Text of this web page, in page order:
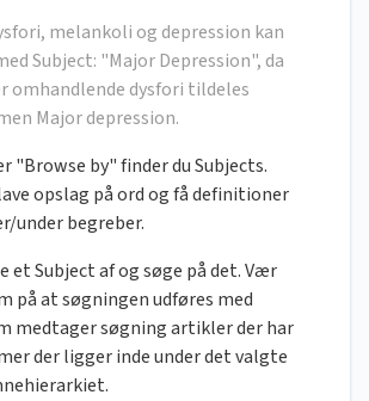
melankoli og depression kan
Subject: "Major Depression", da
omhandlende dysfori tildeles
Major depression.
"Browse by" finder du Subjects.
opslag på ord og få definitioner
under begreber.
et Subject af og søge på det. Vær
på at søgningen udføres med
medtager søgning artikler der har
der ligger inde under det valgte